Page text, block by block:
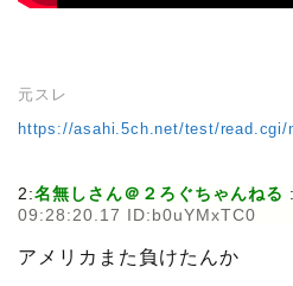
元スレ
https://asahi.5ch.net/test/read.cgi/
2:名無しさん＠２ろぐちゃんねる :
09:28:20.17 ID:b0uYMxTC0
アメリカまた負けたんか